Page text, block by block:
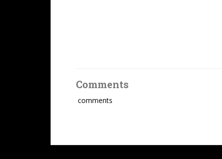
Comments
comments